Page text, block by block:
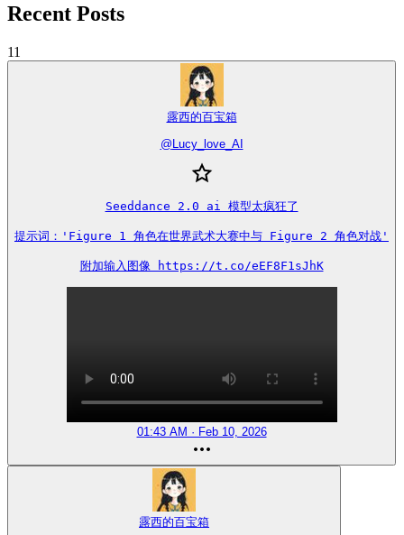
Recent Posts
11
露西的百宝箱
@ Lucy_love_AI
Seeddance 2.0 ai 模型太疯狂了
提示词：'Figure 1 角色在世界武术大赛中与 Figure 2 角色对战'
附加输入图像 https://t.co/eEF8F1sJhK
01:43 AM · Feb 10, 2026
露西的百宝箱